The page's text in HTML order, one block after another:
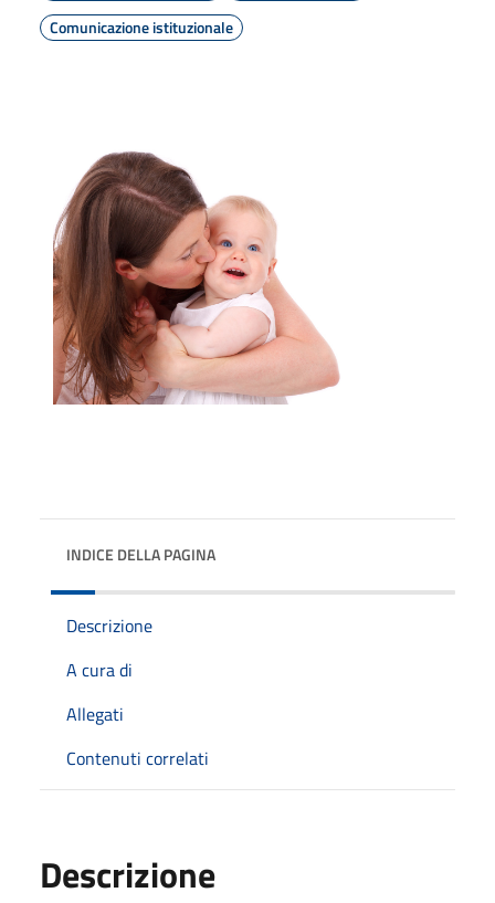
Comunicazione istituzionale
INDICE DELLA PAGINA
Descrizione
A cura di
Allegati
Contenuti correlati
Descrizione